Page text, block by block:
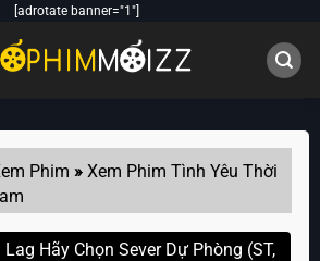
[adrotate banner="1"]
Phim »Xem Phim Tình Yêu Thời
Hãy Chọn Sever Dự Phòng (ST,